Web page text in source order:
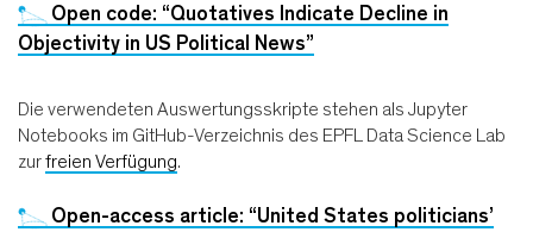
Open code: “Quotatives Indicate Decline in
Objectivity in US Political News”
Die verwendeten Auswertungsskripte stehen als Jupyter
Notebooks im GitHub-Verzeichnis des EPFL Data Science Lab
zurfreien Verfügung.
Open-access article: “United States politicians’